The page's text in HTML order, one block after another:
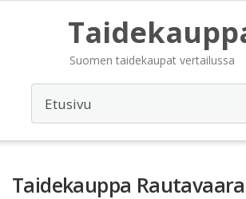
Suomen taidekaupat vertailussa
Taidekauppa Rautavaara